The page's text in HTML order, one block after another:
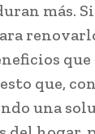
más.
que
que,
una